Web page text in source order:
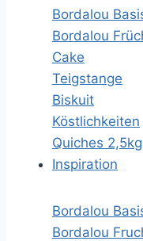
Bordalou
Bordalou
Cake
Teigstange
Biskuit
Köstlichkeiten
Quiches 2,5kg
Inspiration
Bordalou
Bordalou